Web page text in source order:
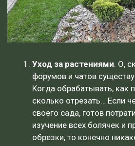
Уход за растениями. О,
форумов и чатов
Когда обрабатывать, как
сколько отрезать… Если
своего сада, готов
изучение всех болячек и
обрезки, то конечно